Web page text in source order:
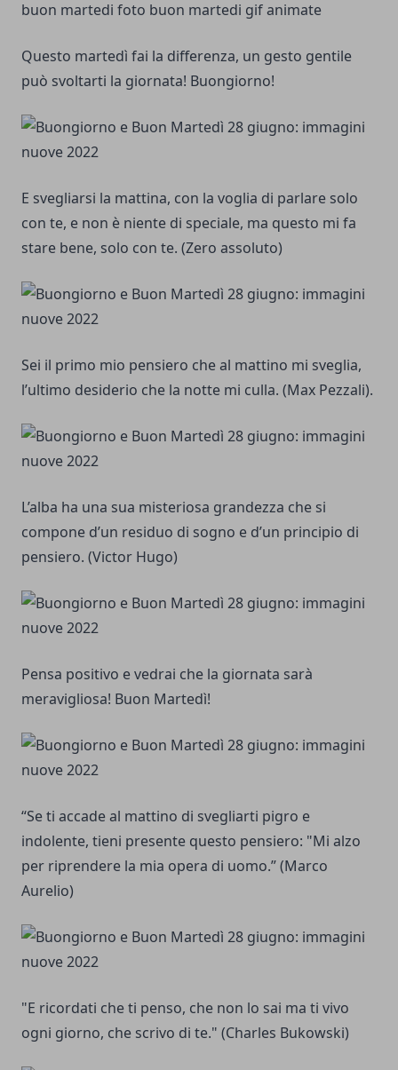
Questo martedì fai la differenza, un gesto gentile
può svoltarti la giornata! Buongiorno!
E svegliarsi la mattina, con la voglia di parlare solo
con te, e non è niente di speciale, ma questo mi fa
stare bene, solo con te. (Zero assoluto)
Sei il primo mio pensiero che al mattino mi sveglia,
l’ultimo desiderio che la notte mi culla. (Max Pezzali).
L’alba ha una sua misteriosa grandezza che si
compone d’un residuo di sogno e d’un principio di
pensiero. (Victor Hugo)
Pensa positivo e vedrai che la giornata sarà
meravigliosa! Buon Martedì!
“Se ti accade al mattino di svegliarti pigro e
indolente, tieni presente questo pensiero: "Mi alzo
per riprendere la mia opera di uomo.” (Marco
Aurelio)
"E ricordati che ti penso, che non lo sai ma ti vivo
ogni giorno, che scrivo di te." (Charles Bukowski)